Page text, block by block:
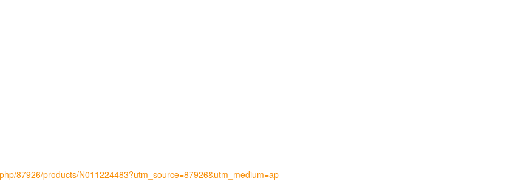
87926/products/N011224483?utm_source=87926&utm_medium=ap-